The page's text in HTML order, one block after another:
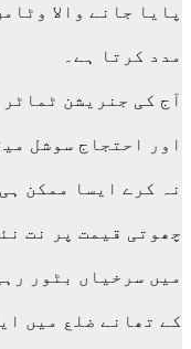
پایا جانے والا
مدد کرتا ہے۔
آج کی جنریشن
اور احتجاج سوشل
نہ کرے ایسا ممکن
چھوتی قیمت پر نت
میں سرخیاں بٹور
کے تھانے ضلع میں